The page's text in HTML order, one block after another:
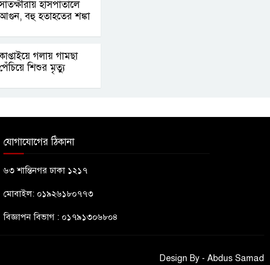
হাসপাতালে
বহু হতাহতের শঙ্কা
গলায় গামছা
শিশুর মৃত্যু
কর্মীর মৃত্যু: ওসিসহ ১১
যোগাযোগের ঠিকানা
৬৩ শান্তিনগর ঢাকা ১২১৭
মোবাইল: ০১৯২৬১৮০৭৭৩
বিজ্ঞাপন বিভাগ : ০১৭৯১৩০৬৮০৪
Design By - Abdus Samad